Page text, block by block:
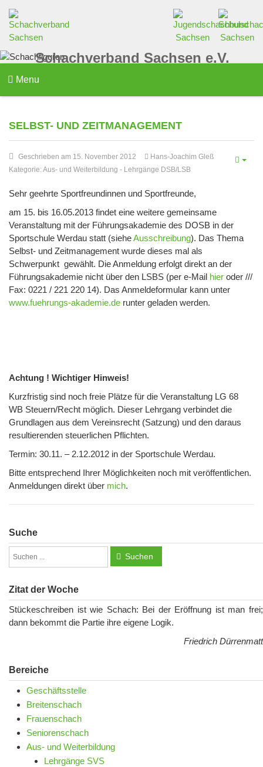
Schachverband Sachsen e.V.
Menu
SELBST- UND ZEITMANAGEMENT
Geschrieben am 15. November 2012
Hans-Joachim Gleß
Kategorie:Aus- und Weiterbildung - Lehrgänge DSB/LSB
Sehr geehrte Sportfreundinnen und Sportfreunde,
am 15. bis 16.05.2013 findet eine weitere gemeinsame
Veranstaltung mit der Führungsakademie des DOSB in der
Sportschule Werdau statt (sieheAusschreibung). Das Thema
Selbst- und Zeitmanagement wurde dieses mal als
Schwerpunkt gewählt. Die Anmeldung erfolgt direkt an der
Führungsakademie nicht über den LSBS (per e-Mail hier oder ///
Fax: 0221 / 221 220 14). Das Anmeldeformular kann unter
www.fuehrungs-akademie.de runter geladen werden.
Achtung ! Wichtiger Hinweis!
Kurzfristig sind noch freie Plätze für die Veranstaltung LG 68
WB Steuern/Recht möglich. Dieser Lehrgang verbindet die
Grundlagen aus dem Vereinsrecht (Satzung) und den daraus
resultierenden steuerlichen Pflichten.
Termin: 30.11. – 2.12.2012 in der Sportschule Werdau.
Bitte entsprechend Ihrer Möglichkeiten noch mit veröffentlichen.
Anmeldungen direkt über mich.
Suche
Suchen
Zitat der Woche
Stückeschreiben ist wie Schach: Bei der Eröffnung ist man frei;
dann bekommt die Partie ihre eigene Logik.
Friedrich Dürrenmatt
Bereiche
Geschäftsstelle
Breitenschach
Frauenschach
Seniorenschach
Aus- und Weiterbildung
Lehrgänge SVS